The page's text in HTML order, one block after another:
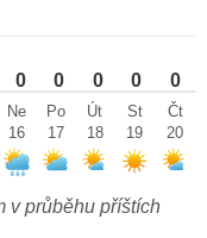
0 0 0 0 0
Ne
16
Po
17
Út
18
St
19
Čt
20
v průběhu příštích